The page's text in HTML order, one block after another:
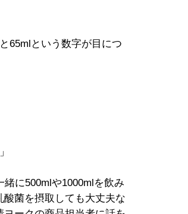
65mlという数字が目につ
に500mlや1000mlを飲み
菌を摂取しても大丈夫な